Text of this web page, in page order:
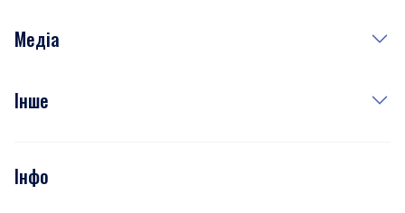
Рецепти
Медіа
Фото
Подкасти
Інше
Тести
Інфо